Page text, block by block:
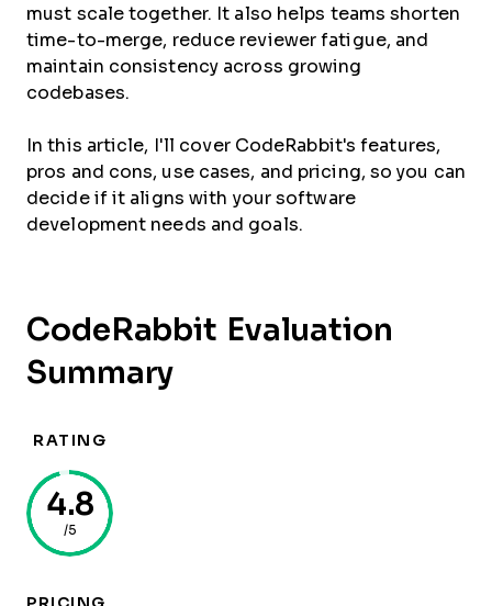
must scale together. It also helps teams shorten
time-to-merge, reduce reviewer fatigue, and
maintain consistency across growing
codebases.
In this article, I'll cover CodeRabbit's features,
pros and cons, use cases, and pricing, so you can
decide if it aligns with your software
development needs and goals.
CodeRabbit Evaluation
Summary
RATING
4.8
/5